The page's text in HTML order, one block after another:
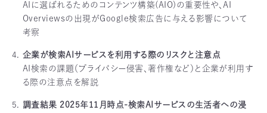
AIに選ばれるためのコンテンツ構築(AIO)の重要性や、AI
Overviewsの出現がGoogle検索広告に与える影響について
考察
企業が検索AIサービスを利用する際のリスクと注意点
AI検索の課題（プライバシー侵害、著作権など）と企業が利用す
る際の注意点を解説
調査結果 2025年11月時点-検索AIサービスの生活者への浸